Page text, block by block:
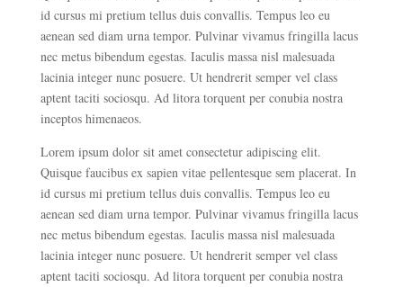
id cursus mi pretium tellus duis convallis. Tempus leo eu
aenean sed diam urna tempor. Pulvinar vivamus fringilla lacus
nec metus bibendum egestas. Iaculis massa nisl malesuada
lacinia integer nunc posuere. Ut hendrerit semper vel class
aptent taciti sociosqu. Ad litora torquent per conubia nostra
inceptos himenaeos.
Lorem ipsum dolor sit amet consectetur adipiscing elit.
Quisque faucibus ex sapien vitae pellentesque sem placerat. In
id cursus mi pretium tellus duis convallis. Tempus leo eu
aenean sed diam urna tempor. Pulvinar vivamus fringilla lacus
nec metus bibendum egestas. Iaculis massa nisl malesuada
lacinia integer nunc posuere. Ut hendrerit semper vel class
aptent taciti sociosqu. Ad litora torquent per conubia nostra